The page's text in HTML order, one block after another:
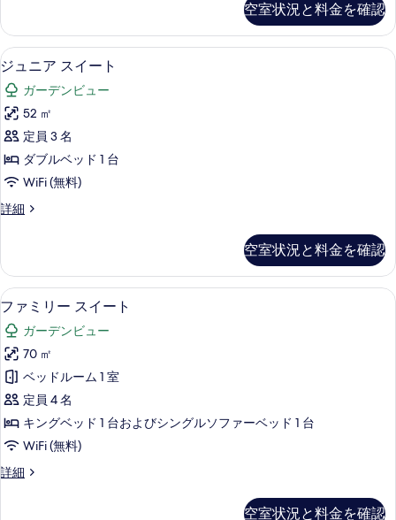
ー
ダ
ブ
ル
ベ
ッ
ド
1
台
す
べ
て
の
写
真
を
表
示
す
ス
バ
ン
ガ
ロ
ー
ダ
ブ
ル
ベ
ッ
ド
の
詳
細
空室状況と料金を確認
ジ
ュ
ニ
ア
ス
イ
ト
す
べ
て
の
写
真
を
表
示
す
ジュニア スイート | ミニバー、セー
9
ジュニア スイート
ガーデンビュー
52 ㎡
定員 3 名
ダブルベッド 1 台
WiFi (無料)
詳細
ジ
ス
イ
ー
ト
の
詳
細
空室状況と料金を確認
フ
ァ
ミ
リ
ー
ス
イ
ト
ファミリー スイート | 部屋からの景観
13
ファミリー スイート
ガーデンビュー
70 ㎡
ベッドルーム 1 室
定員 4 名
キングベッド 1 台およびシングルソファーベッド 1 台
WiFi (無料)
詳細
フ
空室状況と料金を確認